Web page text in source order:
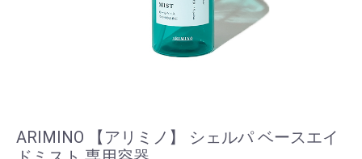
ARIMINO 【アリミノ】 シェルパ ベースエイ